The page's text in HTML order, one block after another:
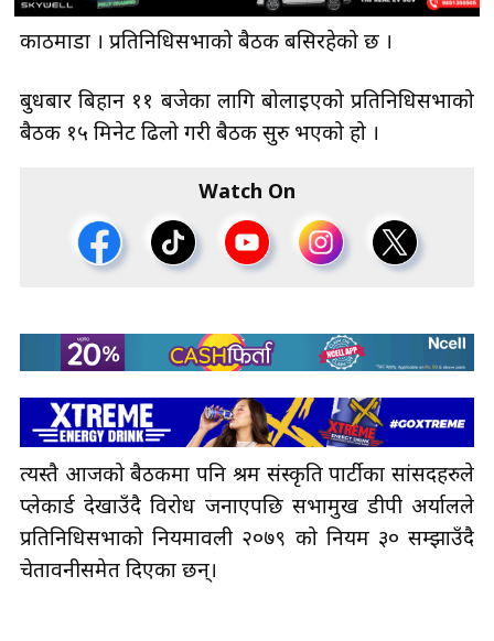
काठमाडौँ । प्रतिनिधिसभाको बैठक बसिरहेको छ ।
बुधबार बिहान ११ बजेका लागि बोलाइएको प्रतिनिधिसभाको
बैठक १५ मिनेट ढिलो गरी बैठक सुरु भएको हो ।
Watch On
त्यस्तै आजको बैठकमा पनि श्रम संस्कृति पार्टीका सांसदहरुले
प्लेकार्ड देखाउँदै विरोध जनाएपछि सभामुख डीपी अर्यालले
प्रतिनिधिसभाको नियमावली २०७९ को नियम ३० सम्झाउँदै
चेतावनीसमेत दिएका छन्।